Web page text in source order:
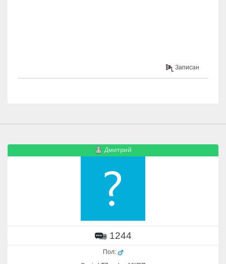
Записан
Дмитрий
1244
Пол: